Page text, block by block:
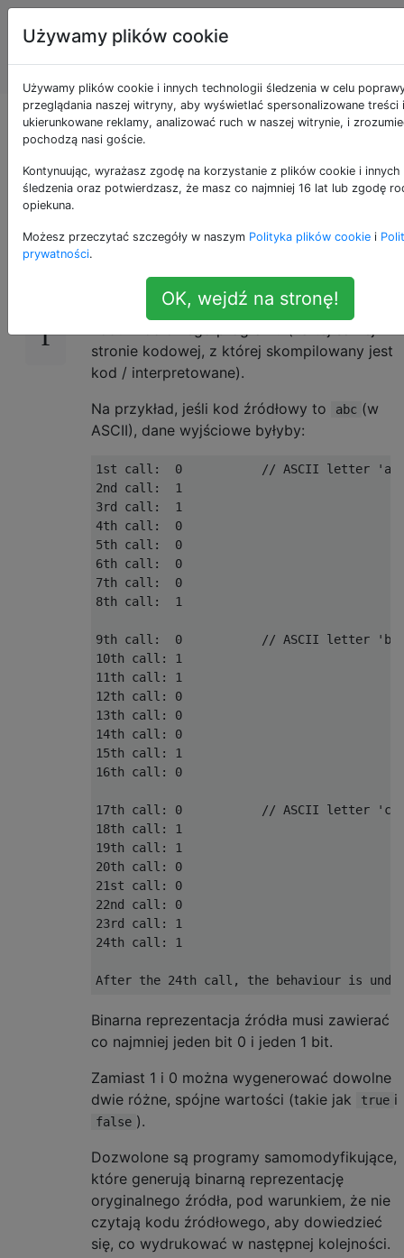
Programowanie
puzzli i Code
Golf
Wyjście źródła, jeden
bit na raz
18
Napisz niepusty program lub funkcję, która
lub 0, a po wielokrotnym wywołaniu liczby
wyjściowe tworzą binarną reprezentację
stronie kodowej, z której skompilowany jest
kod / interpretowane).
Na przykład, jeśli kod źródłowy to
abc (w
ASCII), dane wyjściowe byłyby:
1st call:  0           // ASCII letter 'a'
2nd call:  1
3rd call:  1
4th call:  0
5th call:  0
6th call:  0
7th call:  0
8th call:  1
9th call:  0           // ASCII letter 'b'
10th call: 1
11th call: 1
12th call: 0
13th call: 0
14th call: 0
15th call: 1
16th call: 0
17th call: 0           // ASCII letter 'c'
18th call: 1
19th call: 1
20th call: 0
21st call: 0
22nd call: 0
23rd call: 1
24th call: 1
Binarna reprezentacja źródła musi zawierać
co najmniej jeden bit 0 i jeden 1 bit.
Zamiast 1 i 0 można wygenerować dowolne
dwie różne, spójne wartości (takie jak
true i
false ).
Dozwolone są programy samomodyfikujące,
które generują binarną reprezentację
oryginalnego źródła, pod warunkiem, że nie
czytają kodu źródłowego, aby dowiedzieć
się, co wydrukować w następnej kolejności.
Używamy plików cookie
Używamy plików cookie i innych technologii śledzenia w celu
przeglądania naszej witryny, aby wyświetlać spersonalizowane treści i
ukierunkowane reklamy, analizować ruch w naszej witrynie, i
pochodzą nasi goście.
Kontynuując, wyrażasz zgodę na korzystanie z plików cookie i
śledzenia oraz potwierdzasz, że masz co najmniej 16 lat lub zgodę
opiekuna.
Możesz przeczytać szczegóły w naszym Polityka plików cookie i
prywatności.
OK, wejdź na stronę!